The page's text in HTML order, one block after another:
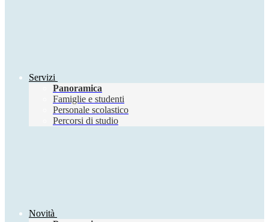
Servizi
Panoramica
Famiglie e studenti
Personale scolastico
Percorsi di studio
Novità